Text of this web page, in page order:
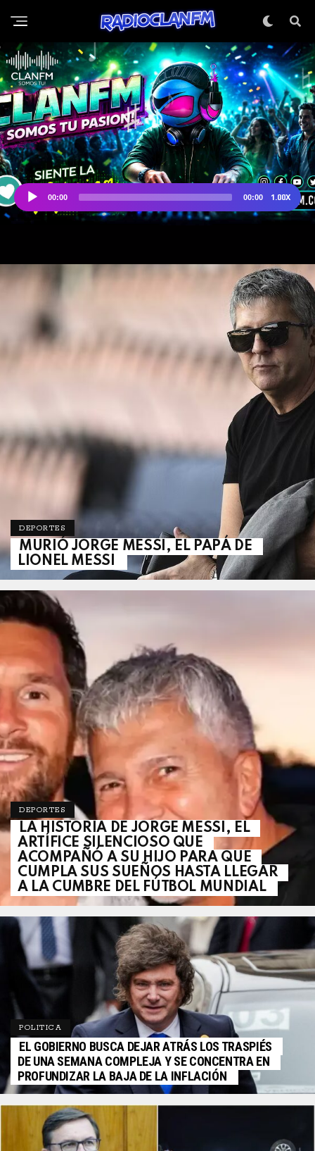
DEPORTES
MURIÓ JORGE MESSI, EL PAPÁ DE
LIONEL MESSI
DEPORTES
LA HISTORIA DE JORGE MESSI, EL
ARTÍFICE SILENCIOSO QUE
ACOMPAÑÓ A SU HIJO PARA QUE
CUMPLA SUS SUEÑOS HASTA LLEGAR
A LA CUMBRE DEL FÚTBOL MUNDIAL
POLITICA
EL GOBIERNO BUSCA DEJAR ATRÁS LOS TRASPIÉS
DE UNA SEMANA COMPLEJA Y SE CONCENTRA EN
PROFUNDIZAR LA BAJA DE LA INFLACIÓN